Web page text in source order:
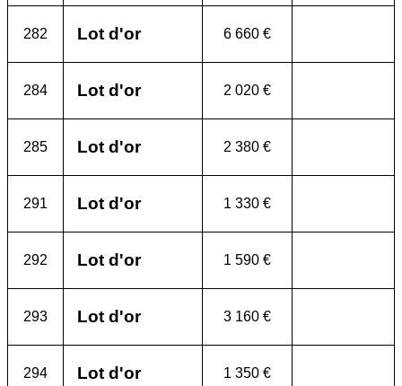
282 Lot d'or 6 660 €
284 Lot d'or 2 020 €
285 Lot d'or 2 380 €
291 Lot d'or 1 330 €
292 Lot d'or 1 590 €
293 Lot d'or 3 160 €
294 Lot d'or 1 350 €